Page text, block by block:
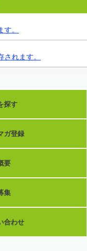
。
れます。
探す
ガ登録
要
集
合わせ